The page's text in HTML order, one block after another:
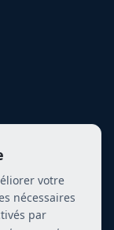
votre
nécessaires
par